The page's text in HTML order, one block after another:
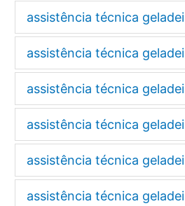
assistência técnica
assistência técnica
assistência técnica
assistência técnica
assistência técnica
assistência técnica